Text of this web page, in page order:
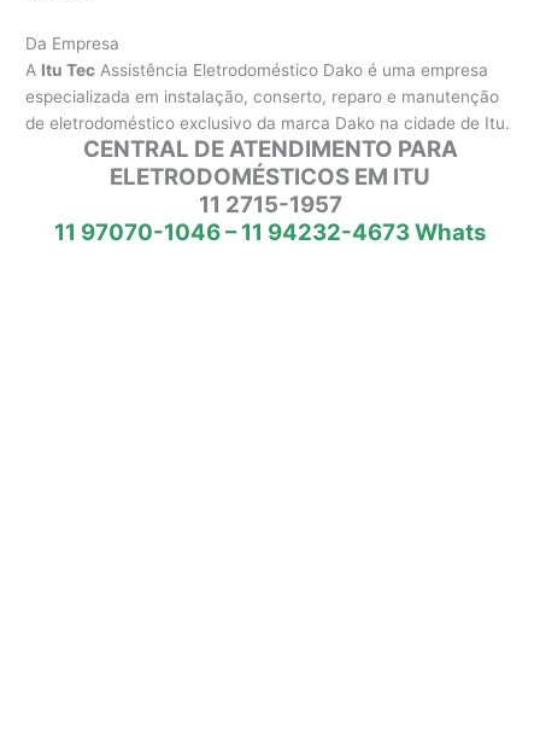
Da Empresa
A Itu Tec Assistência Eletrodoméstico Dako é uma empresa
especializada em instalação, conserto, reparo e manutenção
de eletrodoméstico exclusivo da marca Dako na cidade de Itu.
CENTRAL DE ATENDIMENTO PARA
ELETRODOMÉSTICOS EM ITU
11 2715-1957
11 97070-1046 – 11 94232-4673 Whats